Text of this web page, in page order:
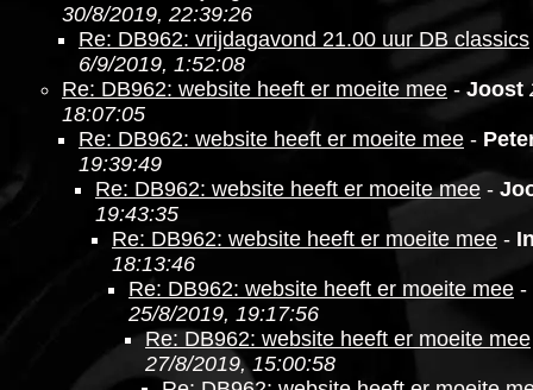
30/8/2019, 22:39:26
Re: DB962: vrijdagavond 21.00 uur DB classics
6/9/2019, 1:52:08
Re: DB962: website heeft er moeite mee - Joost
18:07:05
Re: DB962: website heeft er moeite mee -
19:39:49
Re: DB962: website heeft er moeite mee -
19:43:35
Re: DB962: website heeft er moeite mee -
18:13:46
Re: DB962: website heeft er moeite mee -
25/8/2019, 19:17:56
Re: DB962: website heeft er moeite mee
27/8/2019, 15:00:58